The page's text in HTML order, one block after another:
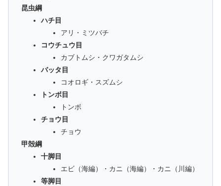
昆虫綱
ハチ目
アリ・ミツバチ
コウチュウ目
カブトムシ・クワガタムシ
バッタ目
コオロギ・スズムシ
トンボ目
トンボ
チョウ目
チョウ
甲殻綱
十脚目
エビ（海編）・カニ（海編）・カニ（川編）
等脚目